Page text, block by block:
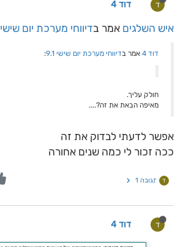
ד דוד 4
איש השלגים אמר בדיווחי מערכת יום שישי 9.1
דוד 4 אמר בדיווחי מערכת יום שישי 9.1 :
חולק עליך.
מאיפה הבאת את זה?....
אפשר לדעתי לבדוק את זה
ככה זכור לי כמה שנים אחורה
ד תגובה 1
ד דוד 4